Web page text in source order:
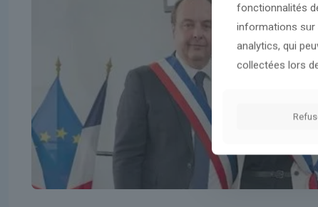
fonctionnalités
informations sur
analytics, qui
collectées lors